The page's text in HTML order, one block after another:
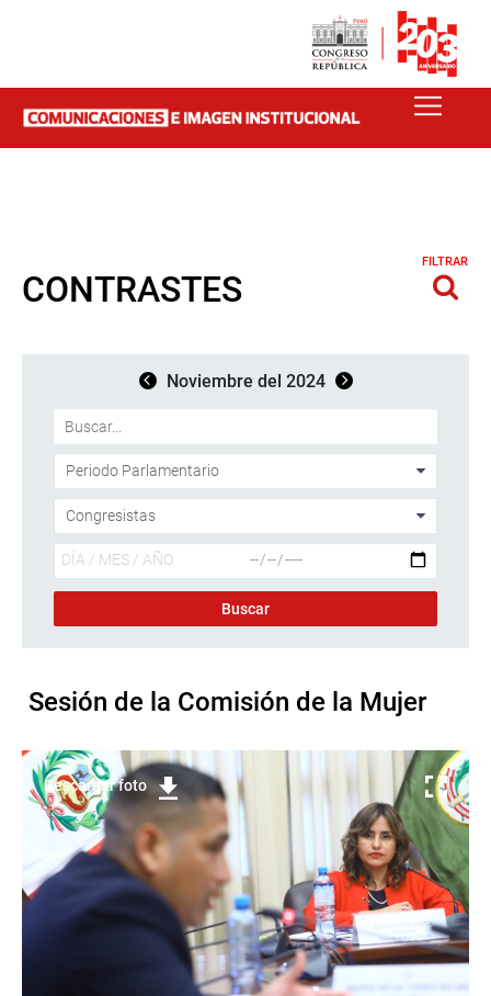
CONTRASTES
FILTRAR
Noviembre del 2024
Sesión de la Comisión de la Mujer
Descargar foto